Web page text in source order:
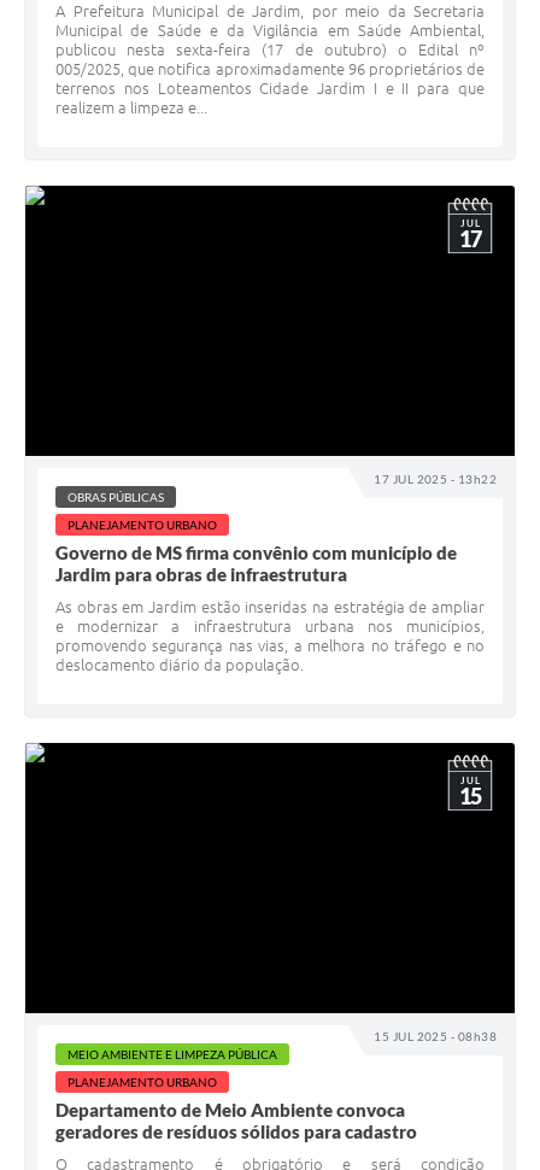
A Prefeitura Municipal de Jardim, por meio da Secretaria
Municipal de Saúde e da Vigilância em Saúde Ambiental,
publicou nesta sexta-feira (17 de outubro) o Edital nº
005/2025, que notifica aproximadamente 96 proprietários de
terrenos nos Loteamentos Cidade Jardim I e II para que
realizem a limpeza e...
17 JUL 2025 - 13h22
JUL
17
OBRAS PÚBLICAS
PLANEJAMENTO URBANO
Governo de MS firma convênio com município de
Jardim para obras de infraestrutura
As obras em Jardim estão inseridas na estratégia de ampliar
e modernizar a infraestrutura urbana nos municípios,
promovendo segurança nas vias, a melhora no tráfego e no
deslocamento diário da população.
15 JUL 2025 - 08h38
JUL
15
MEIO AMBIENTE E LIMPEZA PÚBLICA
PLANEJAMENTO URBANO
Departamento de Meio Ambiente convoca
geradores de resíduos sólidos para cadastro
O cadastramento é obrigatório e será condição